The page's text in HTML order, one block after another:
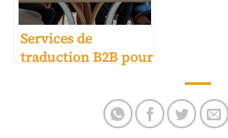
Services de
traduction B2B pour
internationaux